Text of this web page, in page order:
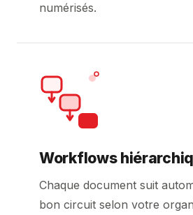
numérisés.
Workflows
Chaque document suit
bon circuit selon votre